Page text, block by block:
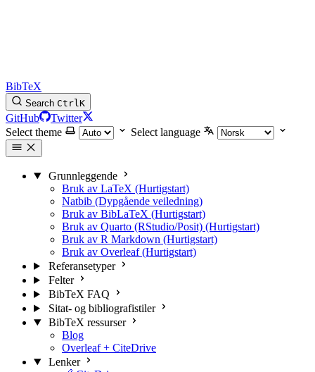
BibTeX
Search CtrlK
GitHub
Twitter
Select theme
Select language
Grunnleggende
Bruk av LaTeX (Hurtigstart)
Natbib (Dypgående veiledning)
Bruk av BibLaTeX (Hurtigstart)
Bruk av Quarto (RStudio/Posit) (Hurtigstart)
Bruk av R Markdown (Hurtigstart)
Bruk av Overleaf (Hurtigstart)
Referansetyper
Felter
BibTeX FAQ
Sitat- og bibliografistiler
BibTeX ressurser
Blog
Overleaf + CiteDrive
Lenker